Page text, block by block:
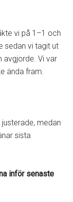
vi på 1–1 och
sedan vi tagit ut
avgjorde. Vi var
ända fram.
justerade, medan
sista
inför senaste